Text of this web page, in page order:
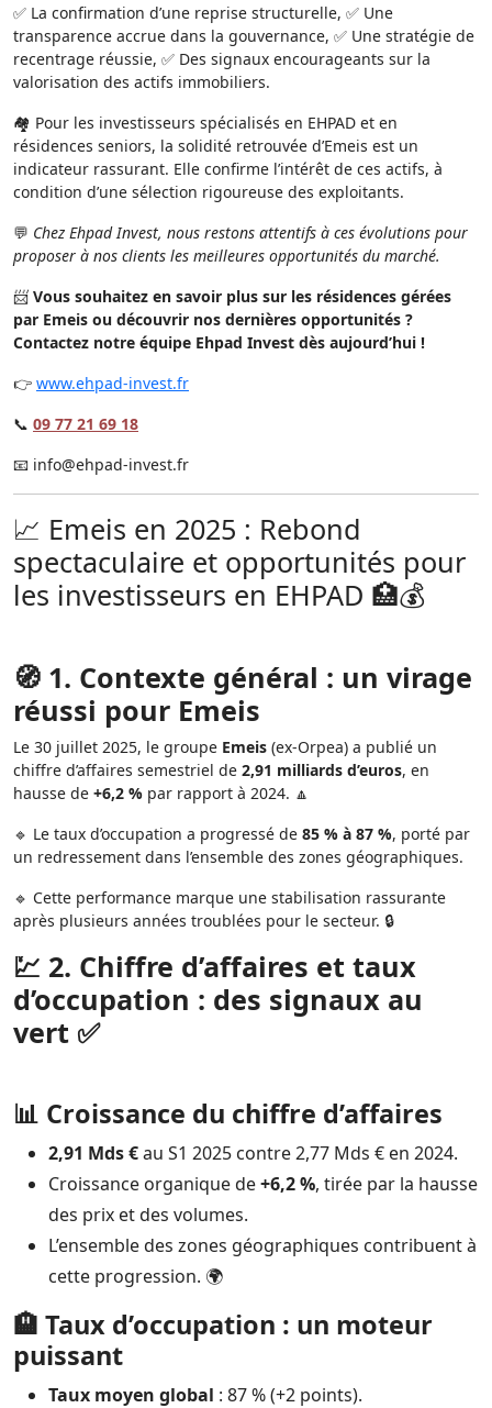
✅ La confirmation d’une reprise structurelle, ✅ Une
transparence accrue dans la gouvernance, ✅ Une stratégie de
recentrage réussie, ✅ Des signaux encourageants sur la
valorisation des actifs immobiliers.
🏘️ Pour les investisseurs spécialisés en EHPAD et en
résidences seniors, la solidité retrouvée d’Emeis est un
indicateur rassurant. Elle confirme l’intérêt de ces actifs, à
condition d’une sélection rigoureuse des exploitants.
💬 Chez Ehpad Invest, nous restons attentifs à ces évolutions pour
proposer à nos clients les meilleures opportunités du marché.
📨 Vous souhaitez en savoir plus sur les résidences gérées
par Emeis ou découvrir nos dernières opportunités ?
Contactez notre équipe Ehpad Invest dès aujourd’hui !
👉 www.ehpad-invest.fr
📞 09 77 21 69 18
📧 info@ehpad-invest.fr
📈 Emeis en 2025 : Rebond
spectaculaire et opportunités pour
les investisseurs en EHPAD 🏥💰
🧭 1. Contexte général : un virage
réussi pour Emeis
Le 30 juillet 2025, le groupe Emeis (ex-Orpea) a publié un
chiffre d’affaires semestriel de 2,91 milliards d’euros, en
hausse de +6,2 % par rapport à 2024. 🔼
🔹 Le taux d’occupation a progressé de 85 % à 87 %, porté par
un redressement dans l’ensemble des zones géographiques.
🔹 Cette performance marque une stabilisation rassurante
après plusieurs années troublées pour le secteur. 🔒
💹 2. Chiffre d’affaires et taux
d’occupation : des signaux au
vert ✅
📊 Croissance du chiffre d’affaires
2,91 Mds €au S1 2025 contre 2,77 Mds € en 2024.
Croissance organique de+6,2 %, tirée par la hausse
des prix et des volumes.
L’ensemble des zones géographiques contribuent à
cette progression. 🌍
🏨 Taux d’occupation : un moteur
puissant
Taux moyen global : 87 % (+2 points).